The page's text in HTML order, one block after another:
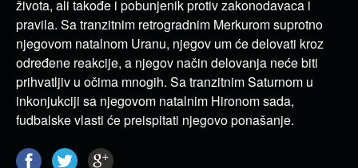
života, ali takođe i pobunjenik protiv zakonodavaca i
pravila. Sa tranzitnim retrogradnim Merkurom suprotno
njegovom natalnom Uranu, njegov um će delovati kroz
određene reakcije, a njegov način delovanja neće biti
prihvatljiv u očima mnogih. Sa tranzitnim Saturnom u
inkonjukciji sa njegovom natalnim Hironom sada,
fudbalske vlasti će preispitati njegovo ponašanje.